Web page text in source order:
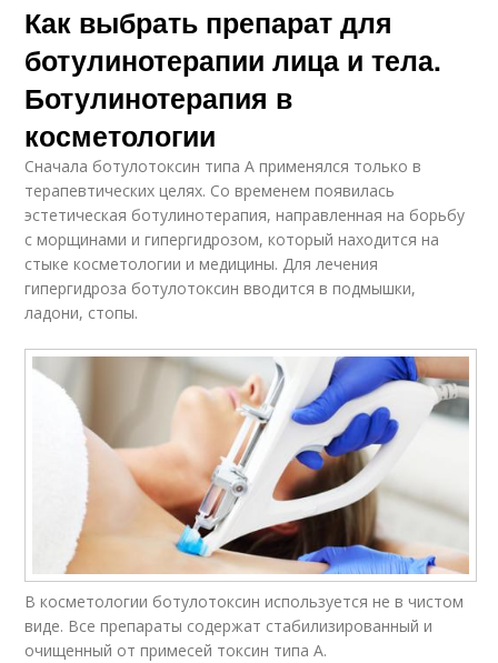
Как выбрать препарат для
ботулинотерапии лица и тела.
Ботулинотерапия в
косметологии
Сначала ботулотоксин типа А применялся только в
терапевтических целях. Со временем появилась
эстетическая ботулинотерапия, направленная на борьбу
с морщинами и гипергидрозом, который находится на
стыке косметологии и медицины. Для лечения
гипергидроза ботулотоксин вводится в подмышки,
ладони, стопы.
В косметологии ботулотоксин используется не в чистом
виде. Все препараты содержат стабилизированный и
очищенный от примесей токсин типа А.